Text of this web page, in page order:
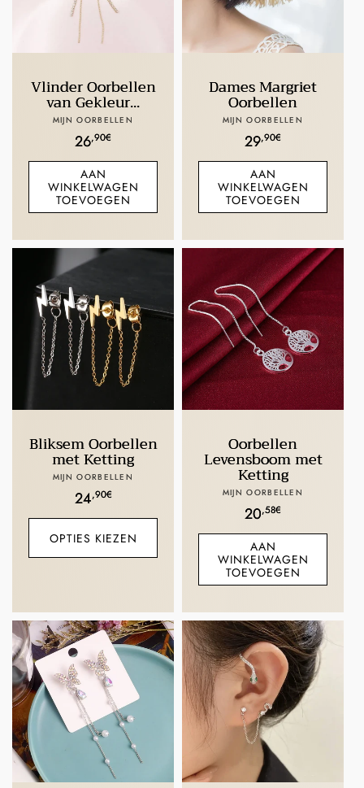
Vlinder Oorbellen
van Gekleur...
Verkoper:
MIJN OORBELLEN
Normale
prijs
26,90€
AAN
WINKELWAGEN
TOEVOEGEN
Dames Margriet
Oorbellen
Verkoper:
MIJN OORBELLEN
Normale
prijs
29,90€
AAN
WINKELWAGEN
TOEVOEGEN
Bliksem Oorbellen
met Ketting
Verkoper:
MIJN OORBELLEN
Normale
prijs
24,90€
OPTIES KIEZEN
Oorbellen
Levensboom met
Ketting
Verkoper:
MIJN OORBELLEN
Normale
prijs
20,58€
AAN
WINKELWAGEN
TOEVOEGEN